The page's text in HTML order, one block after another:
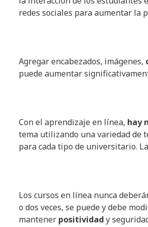
redes sociales para aumentar la
Agregar encabezados, imágenes,
puede aumentar
Con el aprendizaje en línea, hay
tema utilizando una variedad de
para cada tipo de universitario.
Los cursos en línea nunca
o dos veces, se puede y debe
mantener positividad y